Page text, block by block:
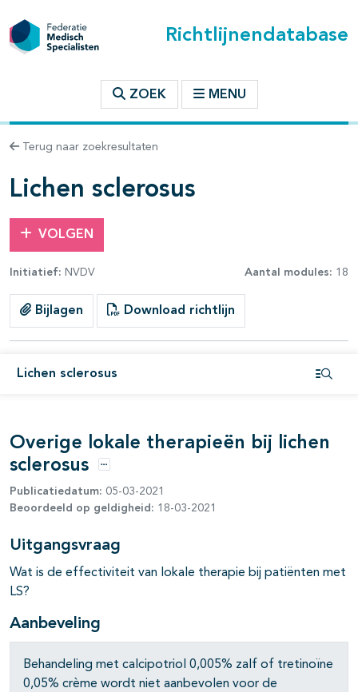
Richtlijnendatabase
ZOEK MENU
Terug naar zoekresultaten
Lichen sclerosus
VOLGEN
Initiatief: NVDV Aantal modules: 18
Bijlagen Download richtlijn
Lichen sclerosus
binnen deze richtlijn
Overige lokale therapieën bij lichen
sclerosus
Opties
Publicatiedatum: 05-03-2021
Beoordeeld op geldigheid: 18-03-2021
Uitgangsvraag
Wat is de effectiviteit van lokale therapie bij patiënten met
LS?
Aanbeveling
Behandeling met calcipotriol 0,005% zalf of tretinoïne
0,05% crème wordt niet aanbevolen voor de